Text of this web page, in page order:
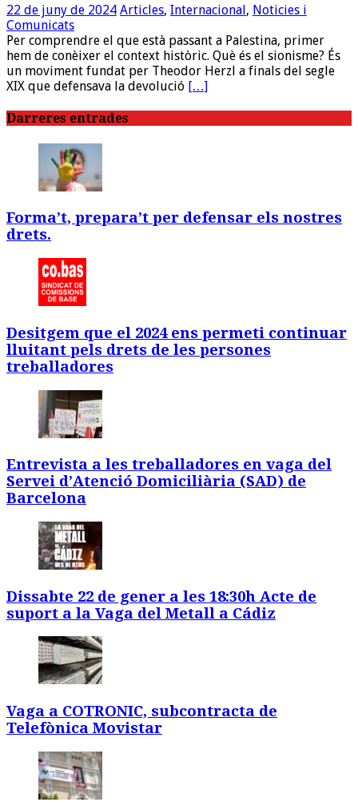
22 de juny de 2024 Articles, Internacional, Noticies i
Comunicats
Per comprendre el que està passant a Palestina, primer
hem de conèixer el context històric. Què és el sionisme? És
un moviment fundat per Theodor Herzl a finals del segle
XIX que defensava la devolució […]
Darreres entrades
Forma’t, prepara’t per defensar els nostres
drets.
Desitgem que el 2024 ens permeti continuar
lluitant pels drets de les persones
treballadores
Entrevista a les treballadores en vaga del
Servei d’Atenció Domiciliària (SAD) de
Barcelona
Dissabte 22 de gener a les 18:30h Acte de
suport a la Vaga del Metall a Cádiz
Vaga a COTRONIC, subcontracta de
Telefònica Movistar